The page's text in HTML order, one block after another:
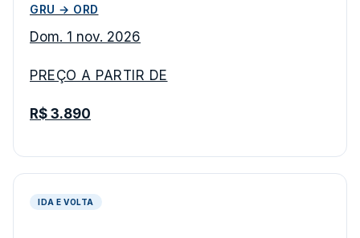
GRU → ORD
Dom. 1 nov. 2026
PREÇO A PARTIR DE
R$ 3.890
IDA E VOLTA